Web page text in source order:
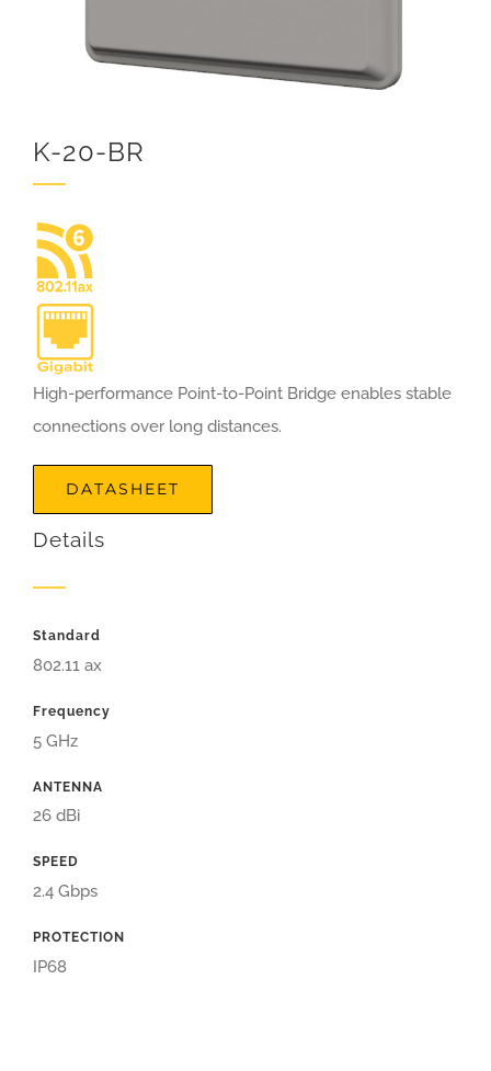
K-20-BR
High-performance Point-to-Point Bridge enables stable
connections over long distances.
DATASHEET
Details
Standard
802.11 ax
Frequency
5 GHz
ANTENNA
26 dBi
SPEED
2.4 Gbps
PROTECTION
IP68